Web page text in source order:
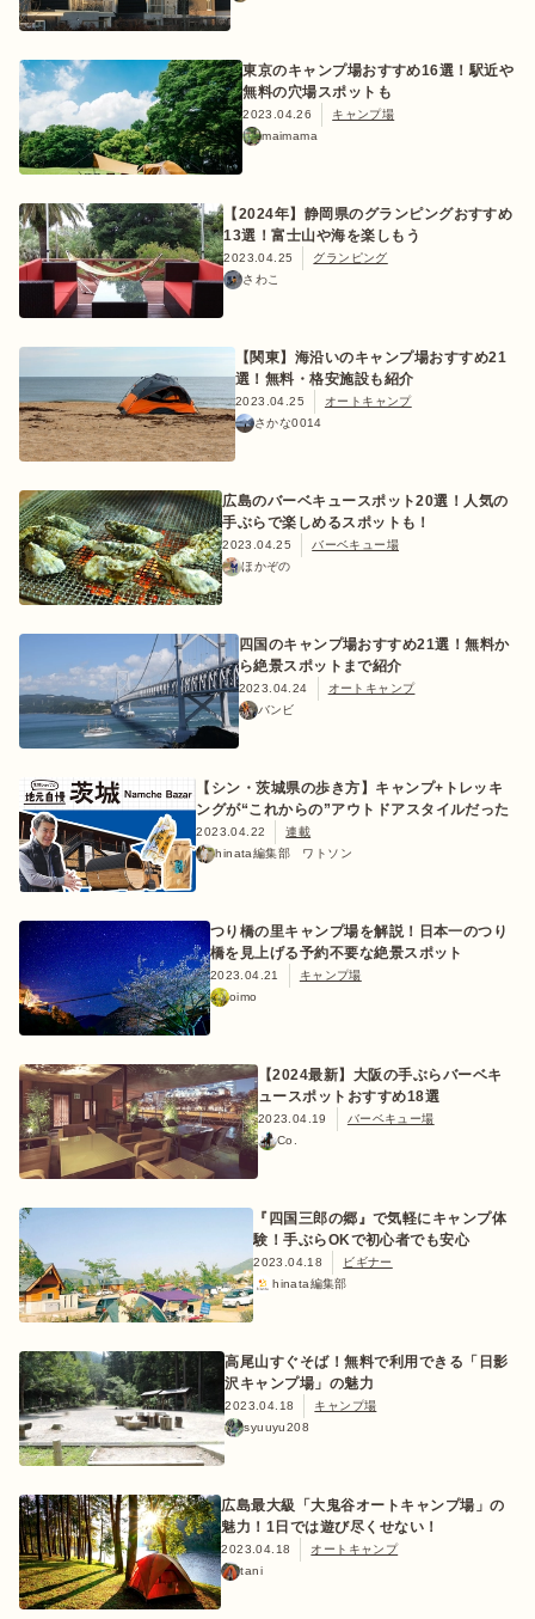
東京のキャンプ場おすすめ16選！駅近や
無料の穴場スポットも
2023.04.26
キャンプ場
maimama
【2024年】静岡県のグランピングおすすめ
13選！富士山や海を楽しもう
2023.04.25
グランピング
さわこ
【関東】海沿いのキャンプ場おすすめ21
選！無料・格安施設も紹介
2023.04.25
オートキャンプ
さかな0014
広島のバーベキュースポット20選！人気の
手ぶらで楽しめるスポットも！
2023.04.25
バーベキュー場
ほかぞの
四国のキャンプ場おすすめ21選！無料か
ら絶景スポットまで紹介
2023.04.24
オートキャンプ
バンビ
【シン・茨城県の歩き方】キャンプ+トレッキ
ングが“これからの”アウトドアスタイルだった
2023.04.22
連載
hinata編集部 ワトソン
つり橋の里キャンプ場を解説！日本一のつり
橋を見上げる予約不要な絶景スポット
2023.04.21
キャンプ場
oimo
【2024最新】大阪の手ぶらバーベキ
ュースポットおすすめ18選
2023.04.19
バーベキュー場
Co.
『四国三郎の郷』で気軽にキャンプ体
験！手ぶらOKで初心者でも安心
2023.04.18
ビギナー
hinata編集部
高尾山すぐそば！無料で利用できる「日影
沢キャンプ場」の魅力
2023.04.18
キャンプ場
syuuyu208
広島最大級「大鬼谷オートキャンプ場」の
魅力！1日では遊び尽くせない！
2023.04.18
オートキャンプ
tani